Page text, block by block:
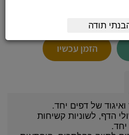
הזמן עכשיו
ואיגוד של דפים יחד.
הדף, לשוניות קשיחות
תודה